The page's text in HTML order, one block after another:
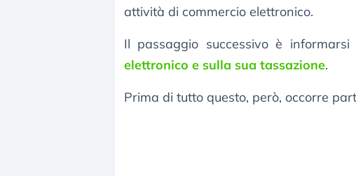
attività di commercio elettronico.
Il passaggio successivo è informarsi
elettronico e sulla sua tassazione.
Prima di tutto questo, però, occorre